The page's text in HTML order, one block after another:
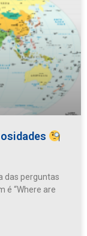
das perguntas
é “Where are